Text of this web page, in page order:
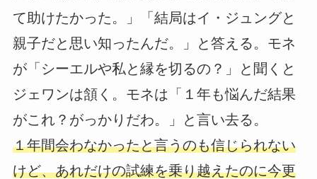
て助けたかった。」「結局はイ・ジュングと
親子だと思い知ったんだ。」と答える。モネ
が「シーエルや私と縁を切るの？」と聞くと
ジェワンは頷く。モネは「１年も悩んだ結果
がこれ？がっかりだわ。」と言い去る。
１年間会わなかったと言うのも信じられない
けど、あれだけの試練を乗り越えたのに今更